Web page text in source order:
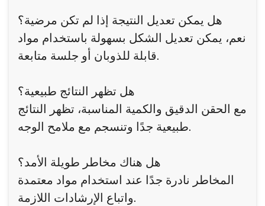
هل يمكن تعديل النتيجة إذا لم تكن مرضية؟
نعم، يمكن تعديل الشكل بسهولة باستخدام مواد
قابلة للذوبان أو جلسة متابعة.
هل تظهر النتائج طبيعية؟
مع الحقن الدقيق والكمية المناسبة، تظهر النتائج
طبيعية جدًا وتنسجم مع ملامح الوجه.
هل هناك مخاطر طويلة الأمد؟
المخاطر نادرة جدًا عند استخدام مواد معتمدة
واتباع الإرشادات اللازمة.